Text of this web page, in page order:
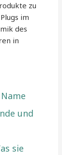
zu
im
des
in
und
sie